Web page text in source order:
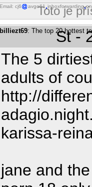
Email: cj6 avgo61 inboxforwarding
Toto je
billiezt69: The top 20 hottest
St -
The 5
adults of
http://
karissa-
jane and